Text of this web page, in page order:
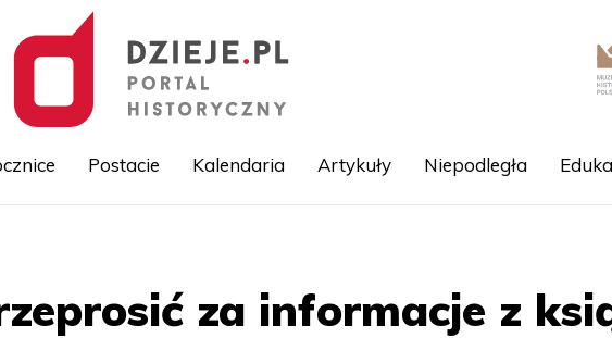
treści
Postacie Kalendaria Artykuły Niepodległa
za informacje z